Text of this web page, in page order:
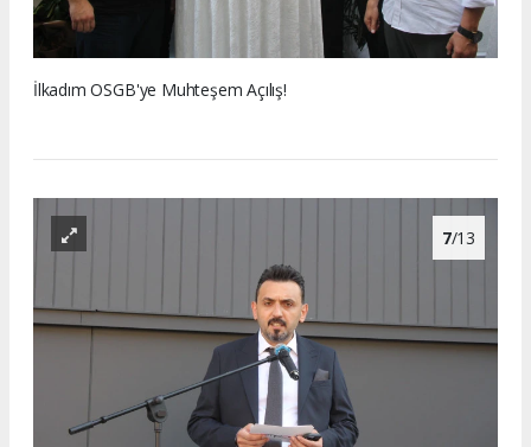
İlkadım OSGB'ye Muhteşem Açılış!
7/13